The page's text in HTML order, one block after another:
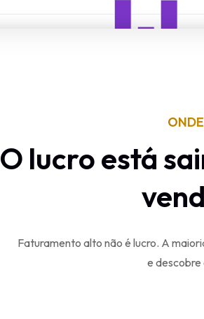
O lucro está
Faturamento alto não é lucro. A
e descobre